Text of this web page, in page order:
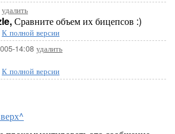
удалить
Сравните объем их бицепсов :)
К полной версии
14:08 удалить
К полной версии